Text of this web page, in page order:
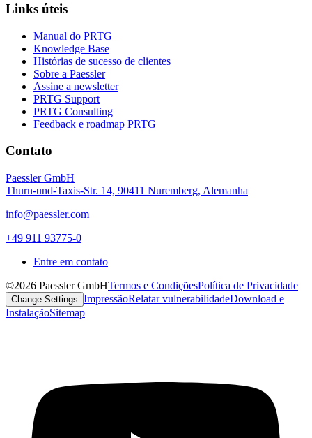
Links úteis
Manual do PRTG
Knowledge Base
Histórias de sucesso de clientes
Sobre a Paessler
Assine a newsletter
PRTG Support
PRTG Consulting
Feedback e roadmap PRTG
Contato
Paessler GmbH
Thurn-und-Taxis-Str. 14, 90411 Nuremberg, Alemanha
info@paessler.com
+49 911 93775-0
Entre em contato
©2026 Paessler GmbHTermos e CondiçõesPolítica de Privacidade
Change Settings ImpressãoRelatar vulnerabilidadeDownload e
InstalaçãoSitemap